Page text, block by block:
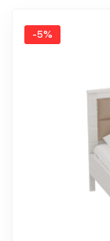
-5%